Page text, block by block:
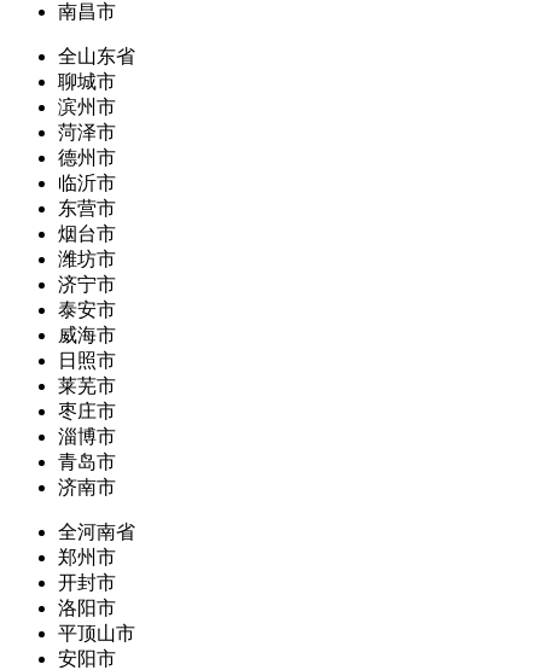
南昌市
全山东省
聊城市
滨州市
菏泽市
德州市
临沂市
东营市
烟台市
潍坊市
济宁市
泰安市
威海市
日照市
莱芜市
枣庄市
淄博市
青岛市
济南市
全河南省
郑州市
开封市
洛阳市
平顶山市
安阳市